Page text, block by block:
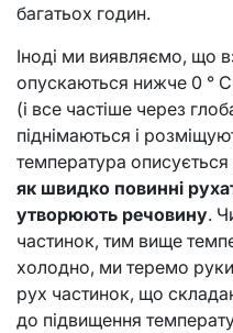
багатьох годин.
Іноді ми виявляємо, що
опускаються нижче 0 °
(і все частіше через
піднімаються і
температура
як швидко повинні
утворюють речовину.
частинок, тим вище
холодно, ми теремо руки,
рух частинок, що
до підвищення